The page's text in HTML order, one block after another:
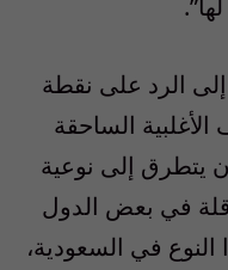
الرد على نقطة
الساحقة
يتطرق إلى نوعية
قلة في بعض الدول
في السعودية،